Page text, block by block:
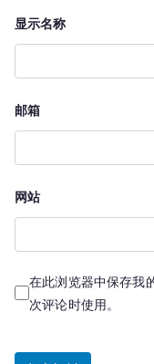
显示名称
邮箱
网站
在此浏览器中保存我
次评论时使用。